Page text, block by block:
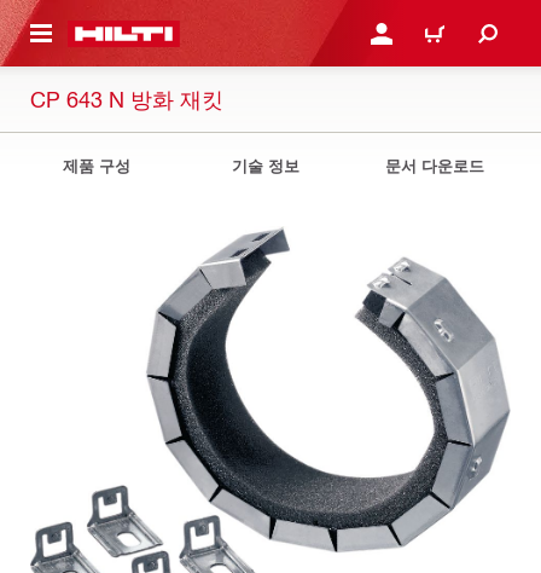
으로 건너뛰기 로그인 또는 회원가입
장바구니
CP 643 N 방화 재킷
제품 구성 기술 정보 문서 다운로드